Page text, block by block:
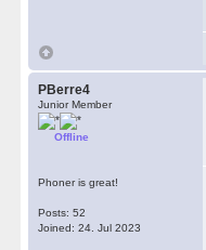
PBerre4
Junior Member
Offline
Phoner is great!
Posts: 52
Joined: 24. Jul 2023